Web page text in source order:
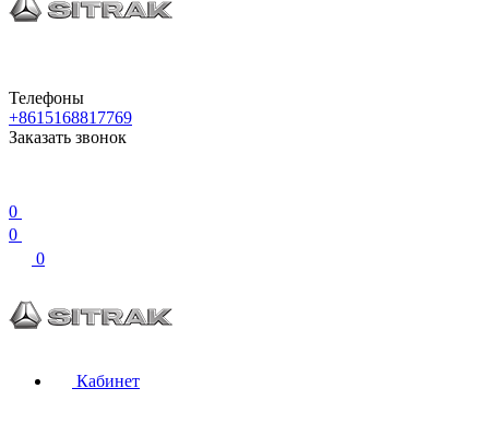
Телефоны
+8615168817769
Заказать звонок
0
0
0
Кабинет